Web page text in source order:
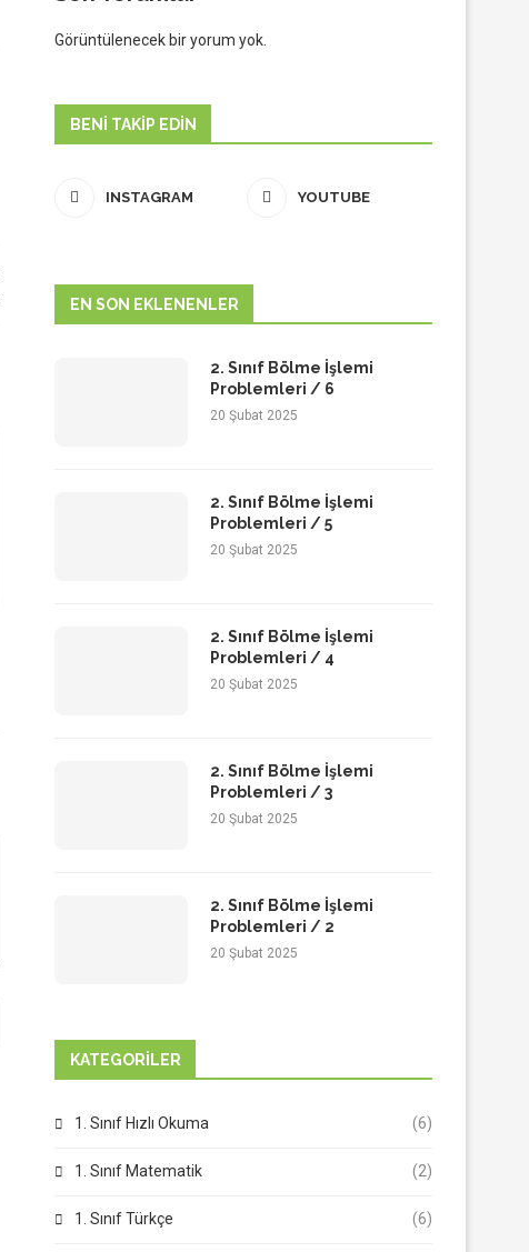
Görüntülenecek bir yorum yok.
BENI TAKIP EDIN
INSTAGRAM YOUTUBE
EN SON EKLENENLER
2. Sınıf Bölme İşlemi
Problemleri / 6
20 Şubat 2025
2. Sınıf Bölme İşlemi
Problemleri / 5
20 Şubat 2025
2. Sınıf Bölme İşlemi
Problemleri / 4
20 Şubat 2025
2. Sınıf Bölme İşlemi
Problemleri / 3
20 Şubat 2025
2. Sınıf Bölme İşlemi
Problemleri / 2
20 Şubat 2025
KATEGORILER
1. Sınıf Hızlı Okuma (6)
1. Sınıf Matematik (2)
1. Sınıf Türkçe (6)